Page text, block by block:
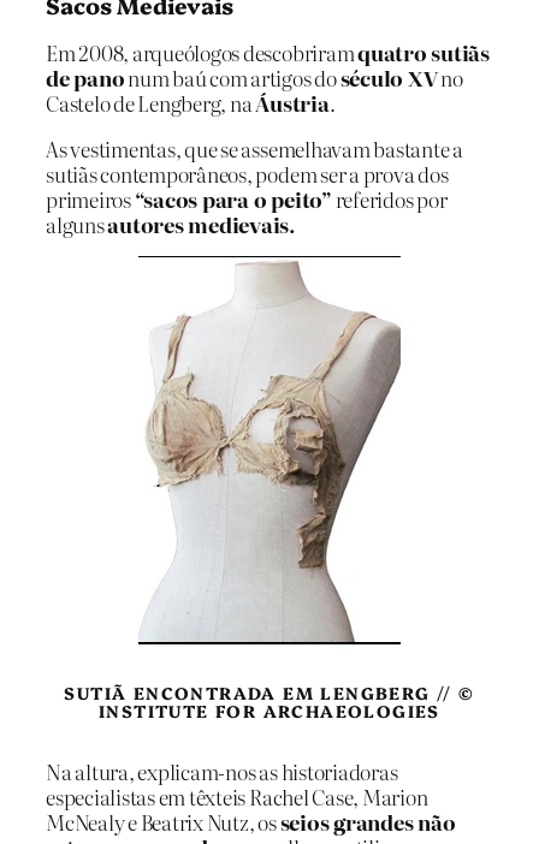
Em 2008, arqueólogos descobriramquatro sutiãs
de panonum baú com artigos doséculo XVno
Castelo de Lengberg, na Áustria.
As vestimentas, que se assemelhavam bastante a
sutiãs contemporâneos, podem ser a prova dos
primeiros“sacos para o peito” referidos por
algunsautores medievais.
SUTIÃ ENCONTRADA EM LENGBERG // ©
INSTITUTE FOR ARCHAEOLOGIES
Na altura, explicam-nos as historiadoras
especialistas em têxteis Rachel Case, Marion
McNealy e Beatrix Nutz, osseios grandes não